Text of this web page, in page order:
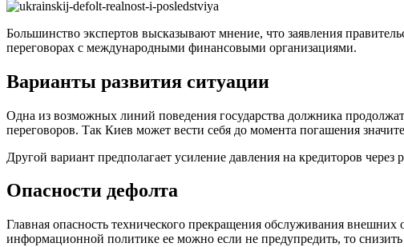
Большинство экспертов высказывают мнение, что заявления
переговорах с международными финансовыми организациями.
Варианты развития ситуации
Одна из возможных линий поведения государства должника
переговоров. Так Киев может вести себя до момента погашения
Другой вариант предполагает усиление давления на кредиторов
Опасности дефолта
Главная опасность технического прекращения обслуживания
информационной политике ее можно если не предупредить, то